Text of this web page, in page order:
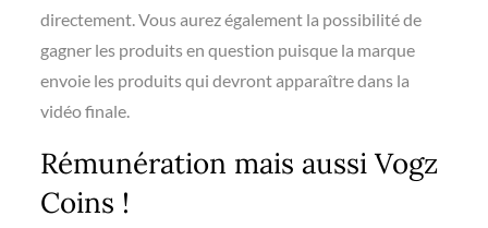
directement. Vous aurez également la possibilité de
gagner les produits en question puisque la marque
envoie les produits qui devront apparaître dans la
vidéo finale.
Rémunération mais aussi Vogz
Coins !